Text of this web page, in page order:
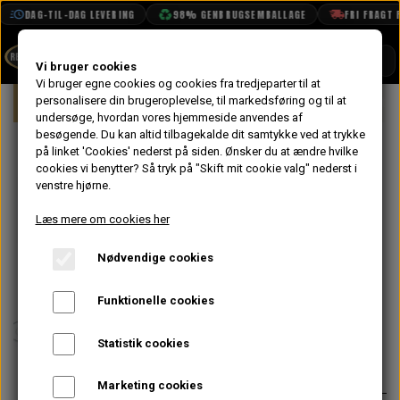
DAG-TIL-DAG LEVERING 98% GENBRUGSEMBALLAGE FRI FRAGT
BOOK TID
PROJEKTER
TEKNISK DATA
VANDPOLERING
Forside Mini Elektrisk System Instrumenter
På lager
Blank Liste til
Oval Center
Speedometer (3
ure)
320,80 kr.
Vi bruger cookies
Vi bruger egne cookies og cookies fra tredjeparter til at
personalisere din brugeroplevelse, til markedsføring og til at
undersøge, hvordan vores hjemmeside anvendes af
besøgende. Du kan altid tilbagekalde dit samtykke ved at trykke
på linket 'Cookies' nederst på siden. Ønsker du at ændre hvilke
cookies vi benytter? Så tryk på "Skift mit cookie valg" nederst i
venstre hjørne.
Læs mere om cookies her
Nødvendige cookies
Funktionelle cookies
Statistik cookies
Marketing cookies